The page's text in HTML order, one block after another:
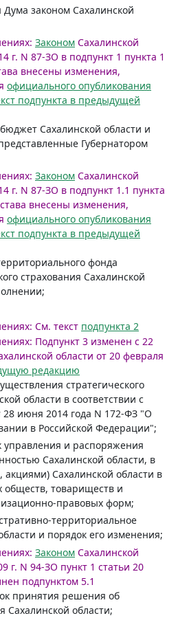
Дума законом Сахалинской
Законом Сахалинской
г. N 87-ЗО в подпункт 1 пункта 1
внесены изменения,
официального опубликования
подпункта в предыдущей
Сахалинской области и
Губернатором
Законом Сахалинской
г. N 87-ЗО в подпункт 1.1 пункта
внесены изменения,
официального опубликования
подпункта в предыдущей
фонда
страхования Сахалинской
См. текст подпункта 2
Подпункт 3 изменен с 22
области от 20 февраля
редакцию
стратегического
области в соответствии с
28 июня 2014 года N 172-ФЗ "О
в Российской Федерации";
управления и распоряжения
Сахалинской области, в
Сахалинской области в
обществ, товариществ и
правовых форм;
территориальное
и порядок его изменения;
Законом Сахалинской
г. N 94-ЗО пункт 1 статьи 20
подпунктом 5.1
принятия решения об
области;